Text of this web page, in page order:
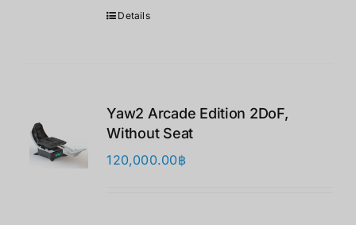
Details
Yaw2 Arcade Edition 2DoF,
Without Seat
120,000.00฿